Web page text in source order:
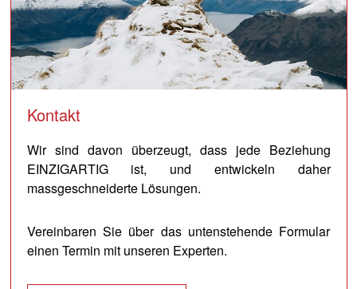
Kontakt
Wir sind davon überzeugt, dass jede Beziehung
EINZIGARTIG ist, und entwickeln daher
massgeschneiderte Lösungen.
Vereinbaren Sie über das untenstehende Formular
einen Termin mit unseren Experten.